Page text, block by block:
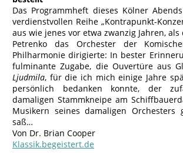
Das Programmheft dieses Kölner
verdienstvollen Reihe „Kontrapunkt-
aus wie jenes vor etwa zwanzig Jahren,
Petrenko das Orchester der
Philharmonie dirigierte: In bester
fulminante Zugabe, die Ouvertüre aus
Ljudmila, für die ich mich einige Jahre
persönlich bedanken konnte, der
damaligen Stammkneipe am
Musikern seines damaligen
saß…
Von Dr. Brian Cooper
Klassik.begeistert.de